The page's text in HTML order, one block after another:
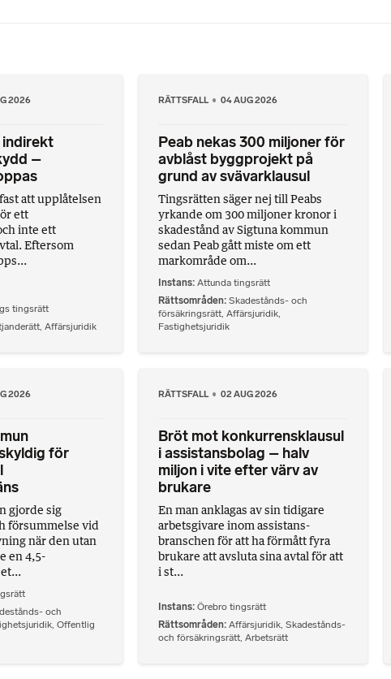
2026
indirekt
–
att upplåtelsen
ett
inte ett
Eftersom
tingsrätt
Affärsjuridik
RÄTTSFALL 04 AUG 2026
Peab nekas 300 miljoner för
avblåst byggprojekt på
grund av svävarklausul
Tingsrätten säger nej till Peabs
yrkande om 300 miljoner kronor i
skadestånd av Sigtuna kommun
sedan Peab gått miste om ett
markområde om...
Instans Attunda tingsrätt
Rättsområden Skadestånds- och
försäkringsrätt, Affärsjuridik,
Fastighetsjuridik
2026
för
gjorde sig
försummelse vid
när den utan
en 4,5-
och
Offentlig
RÄTTSFALL 02 AUG 2026
Bröt mot konkurrensklausul
i assistansbolag – halv
miljon i vite efter värv av
brukare
En man anklagas av sin tidigare
arbetsgivare inom assistans-
branschen för att ha förmått fyra
brukare att avsluta sina avtal för att
i st...
Instans Örebro tingsrätt
Rättsområden Affärsjuridik, Skadestånds-
och försäkringsrätt, Arbetsrätt